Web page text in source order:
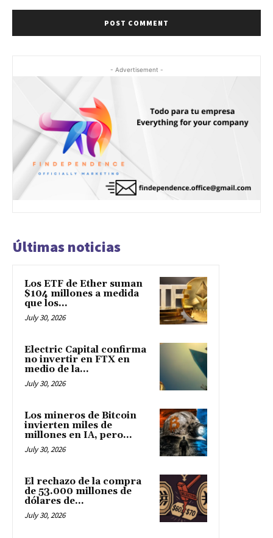
- Advertisement -
Últimas noticias
Los ETF de Ether suman
$104 millones a medida
que los...
July 30, 2026
Electric Capital confirma
no invertir en FTX en
medio de la...
July 30, 2026
Los mineros de Bitcoin
invierten miles de
millones en IA, pero...
July 30, 2026
El rechazo de la compra
de 53.000 millones de
dólares de...
July 30, 2026